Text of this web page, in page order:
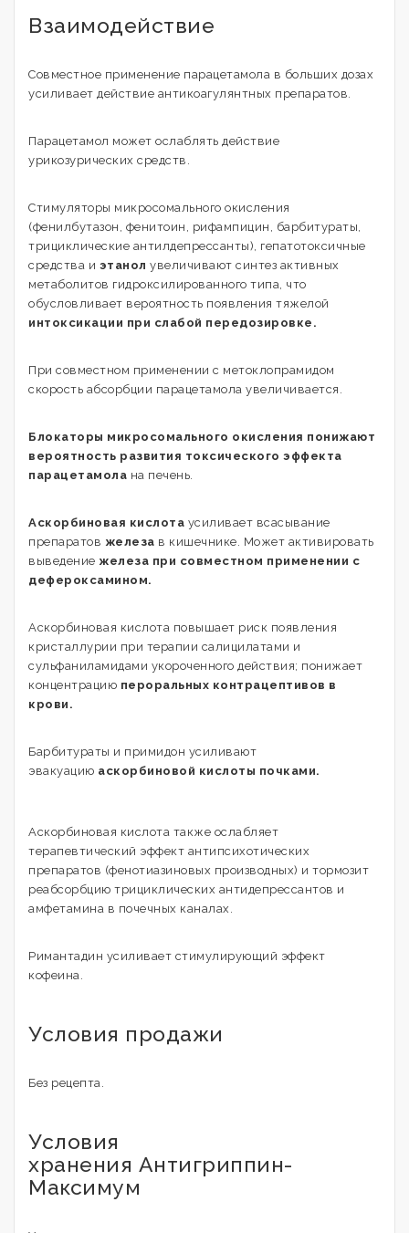
Взаимодействие
Совместное применение парацетамола в больших дозах
усиливает действие антикоагулянтных препаратов.
Парацетамол может ослаблять действие
урикозурических средств.
Стимуляторы микросомального окисления
(фенилбутазон, фенитоин, рифампицин, барбитураты,
трициклические антилдепрессанты), гепатотоксичные
средства и этанол увеличивают синтез активных
метаболитов гидроксилированного типа, что
обусловливает вероятность появления тяжелой
интоксикации при слабой передозировке.
При совместном применении с метоклопрамидом
скорость абсорбции парацетамола увеличивается.
Блокаторы микросомального окисления понижают
вероятность развития токсического эффекта
парацетамола на печень.
Аскорбиновая кислота усиливает всасывание
препаратов железа в кишечнике. Может активировать
выведение железа при совместном применении с
дефероксамином.
Аскорбиновая кислота повышает риск появления
кристаллурии при терапии салицилатами и
сульфаниламидами укороченного действия; понижает
концентрацию пероральных контрацептивов в
крови.
Барбитураты и примидон усиливают
эвакуацию аскорбиновой кислоты почками.
Аскорбиновая кислота также ослабляет
терапевтический эффект антипсихотических
препаратов (фенотиазиновых производных) и тормозит
реабсорбцию трициклических антидепрессантов и
амфетамина в почечных каналах.
Римантадин усиливает стимулирующий эффект
кофеина.
Условия продажи
Без рецепта.
Условия
хранения Антигриппин-
Максимум